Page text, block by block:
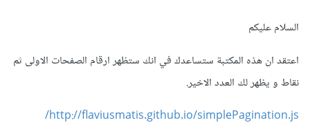
السلام عليكم
اعتقد ان هذه المكتبة ستساعدك في انك ستظهر ارقام الصفحات الاولى ثم
نقاط و يظهر لك العدد الاخير.
http://flaviusmatis.github.io/simplePagination.js/